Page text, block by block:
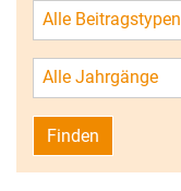
Alle Beitragstypen
Alle Jahrgänge
Finden